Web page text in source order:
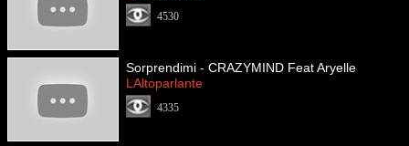
4530
Sorprendimi - CRAZYMIND Feat Aryelle
LAltoparlante
4335